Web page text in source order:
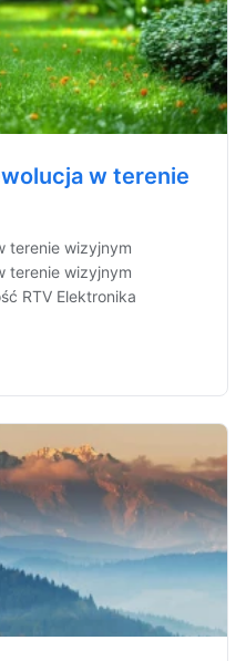
w terenie
terenie wizyjnym
terenie wizyjnym
RTV Elektronika